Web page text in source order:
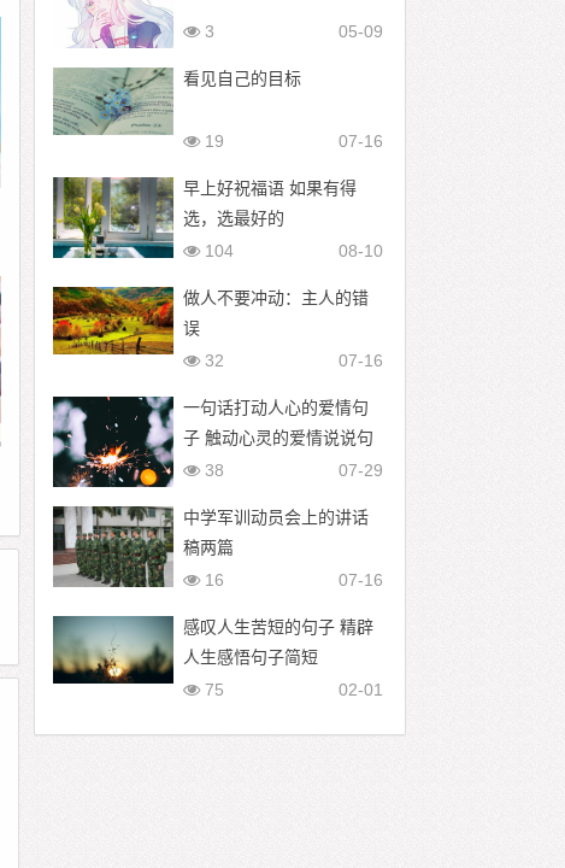
05-09
3
看见自己的目标
07-16
19
早上好祝福语 如果有得
选，选最好的
08-10
104
做人不要冲动：主人的错
误
07-16
32
一句话打动人心的爱情句
子 触动心灵的爱情说说句
子
07-29
38
中学军训动员会上的讲话
稿两篇
07-16
16
感叹人生苦短的句子 精辟
人生感悟句子简短
02-01
75